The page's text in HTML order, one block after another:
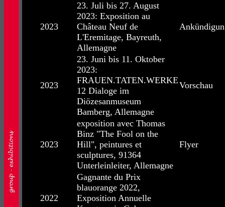
2023
23. Juli bis 27. August
2023: Exposition au
Château Neuf de
L'Eremitage, Bayreuth,
Allemagne
2023
23. Juni bis 11. Oktober
2023:
FRAUEN.TATEN.WERKE
12 Dialoge im
Diözesanmuseum
Bamberg, Allemagne
Vorschau
2023
exposition avec Thomas
Binz "The Fool on the
Hill", peintures et
sculptures, 91364
Unterleinleiter, Allemagne
Flyer
2022
Gagnante du Prix
blauorange 2022,
Exposition Annuelle